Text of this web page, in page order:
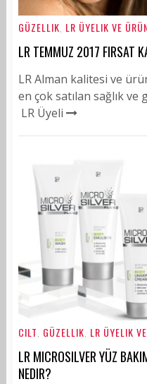
GÜZELLIK LR ÜYELIK VE
LR TEMMUZ 2017 FIRSAT
LR Alman kalitesi ve
en çok satılan sağlık
LR Üyeli
CILT GÜZELLIK LR ÜYELIK
LR MICROSILVER YÜZ
NEDIR?